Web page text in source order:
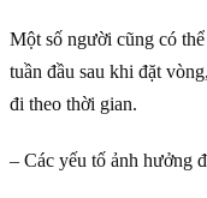
Một số người cũng có
tuần đầu sau khi đặt
đi theo thời gian.
– Các yếu tố ảnh hưởng